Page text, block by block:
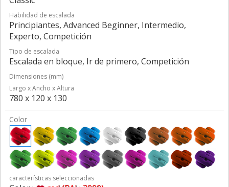
Habilidad de escalada
Principiantes, Advanced Beginner, Intermedio,
Experto, Competición
Tipo de escalada
Escalada en bloque, Ir de primero, Competición
Dimensiones (mm)
Largo x Ancho x Altura
780 x 120 x 130
Color
características seleccionadas